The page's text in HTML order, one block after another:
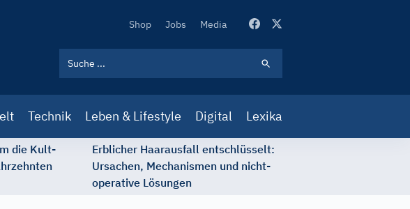
Secondary
Shop Jobs Media
Technik Leben & Lifestyle Digital Lexika
die Kult-
Erblicher Haarausfall entschlüsselt:
Ursachen, Mechanismen und nicht-
operative Lösungen